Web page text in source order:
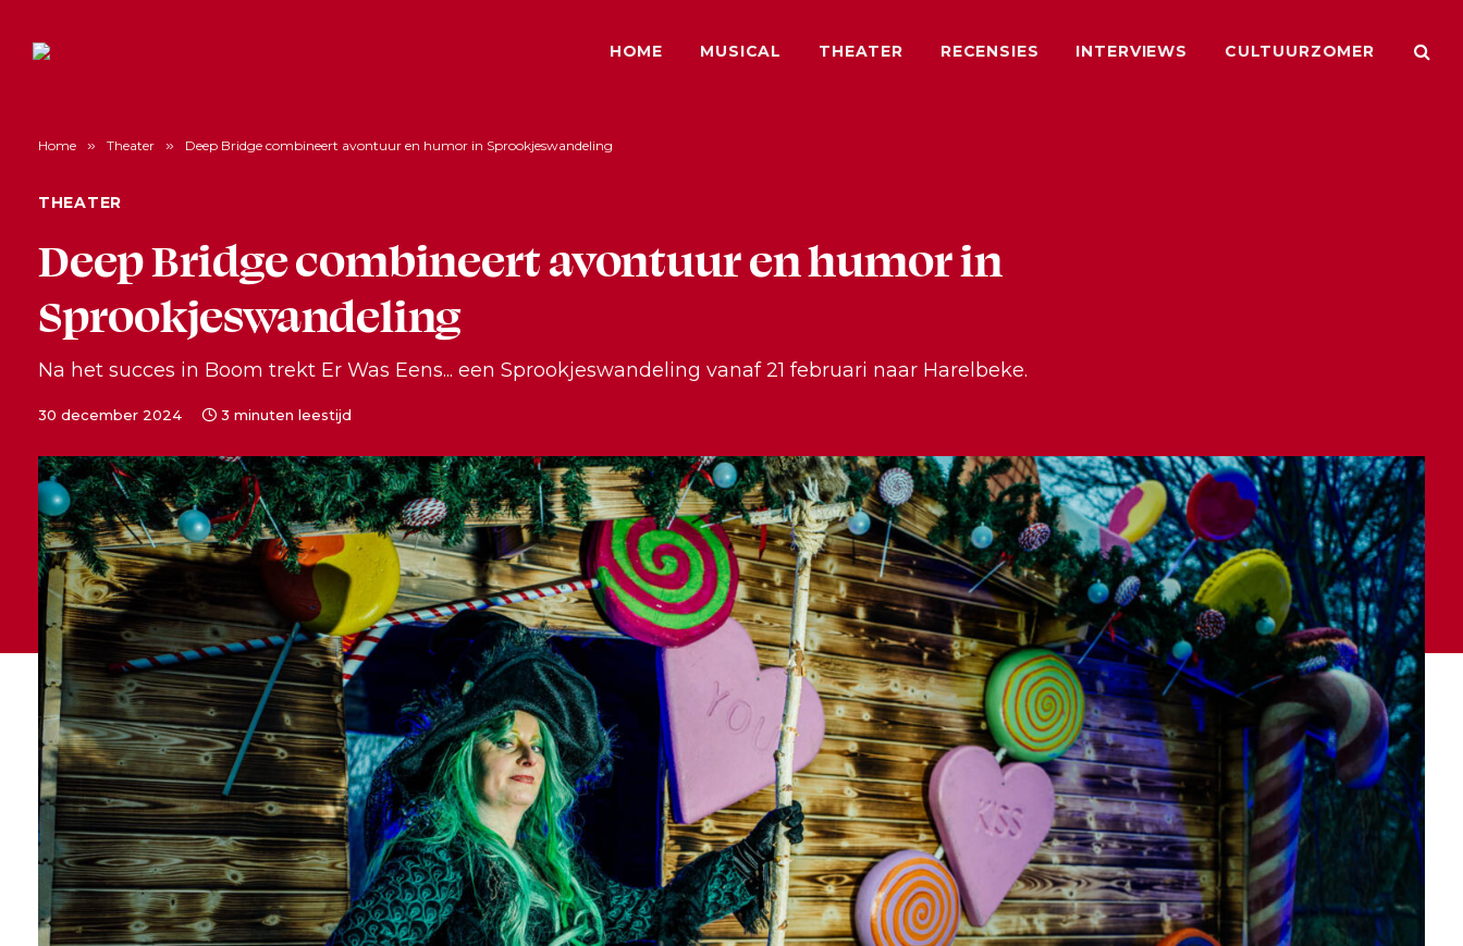
HOME MUSICAL THEATER RECENSIES INTERVIEWS CULTUURZOMER
Home » Theater » Deep Bridge combineert avontuur en humor in Sprookjeswandeling
THEATER
Deep Bridge combineert avontuur en humor in
Sprookjeswandeling
Na het succes in Boom trekt Er Was Eens... een Sprookjeswandeling vanaf 21 februari naar Harelbeke.
30 december 2024 3 minuten leestijd